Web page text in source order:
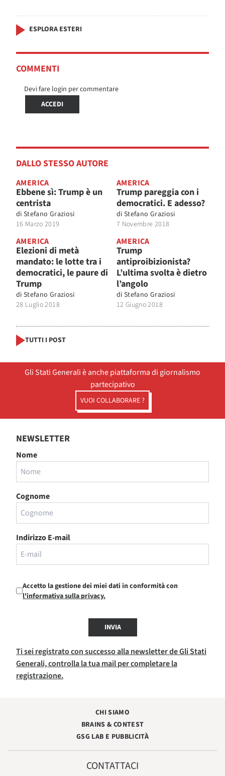
ESPLORA ESTERI
COMMENTI
Devi fare login per commentare
ACCEDI
DALLO STESSO AUTORE
AMERICA
Ebbene sì: Trump è un
centrista
di Stefano Graziosi
16 Marzo 2019
AMERICA
Trump pareggia con i
democratici. E adesso?
di Stefano Graziosi
7 Novembre 2018
AMERICA
Elezioni di metà
mandato: le lotte tra i
democratici, le paure di
Trump
di Stefano Graziosi
28 Luglio 2018
AMERICA
Trump
antiproibizionista?
L’ultima svolta è dietro
l’angolo
di Stefano Graziosi
12 Giugno 2018
TUTTI I POST
Gli Stati Generali è anche piattaforma di giornalismo
partecipativo
VUOI COLLABORARE ?
NEWSLETTER
Nome
Cognome
Indirizzo E-mail
Accetto la gestione dei miei dati in conformità con
l'informativa sulla privacy.
INVIA
Ti sei registrato con successo alla newsletter de Gli Stati
Generali, controlla la tua mail per completare la
registrazione.
CHI SIAMO
BRAINS & CONTEST
GSG LAB E PUBBLICITÀ
CONTATTACI